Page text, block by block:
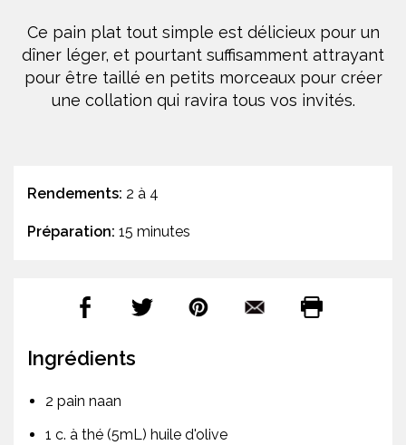
Ce pain plat tout simple est délicieux pour un
dîner léger, et pourtant suffisamment attrayant
pour être taillé en petits morceaux pour créer
une collation qui ravira tous vos invités.
Rendements: 2 à 4
Préparation: 15 minutes
Ingrédients
2 pain naan
1 c. à thé (5mL) huile d'olive